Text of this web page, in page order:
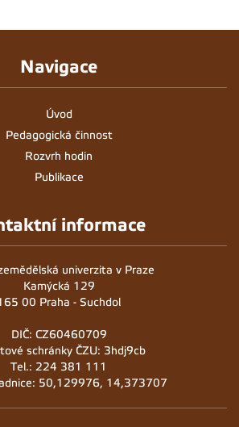
Navigace
Úvod
Pedagogická činnost
Rozvrh hodin
Publikace
informace
univerzita v Praze
Kamýcká 129
00 Praha - Suchdol
DIČ: CZ60460709
schránky ČZU: 3hdj9cb
Tel.: 224 381 111
50,129976, 14,373707